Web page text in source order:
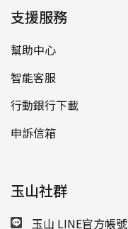
支援服務
幫助中心
智能客服
行動銀行下載
申訴信箱
玉山社群
玉山 LINE官方帳號